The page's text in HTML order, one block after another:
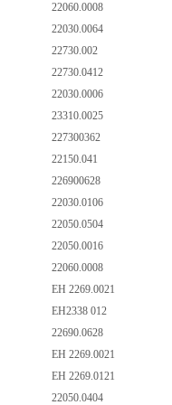
22060.0008
22030.0064
22730.002
22730.0412
22030.0006
23310.0025
227300362
22150.041
226900628
22030.0106
22050.0504
22050.0016
22060.0008
EH 2269.0021
EH2338 012
22690.0628
EH 2269.0021
EH 2269.0121
22050.0404